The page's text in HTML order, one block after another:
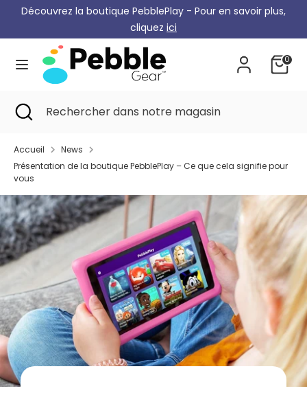
content
Découvrez la boutique PebblePlay - Pour en savoir plus,
cliquez ici
0
Recherche
Rechercher
dans
magasin
RechercheRechercher
magasin
Recherche
de
Accueil
News
Présentation de la boutique PebblePlay – Ce que cela signifie pour
vous